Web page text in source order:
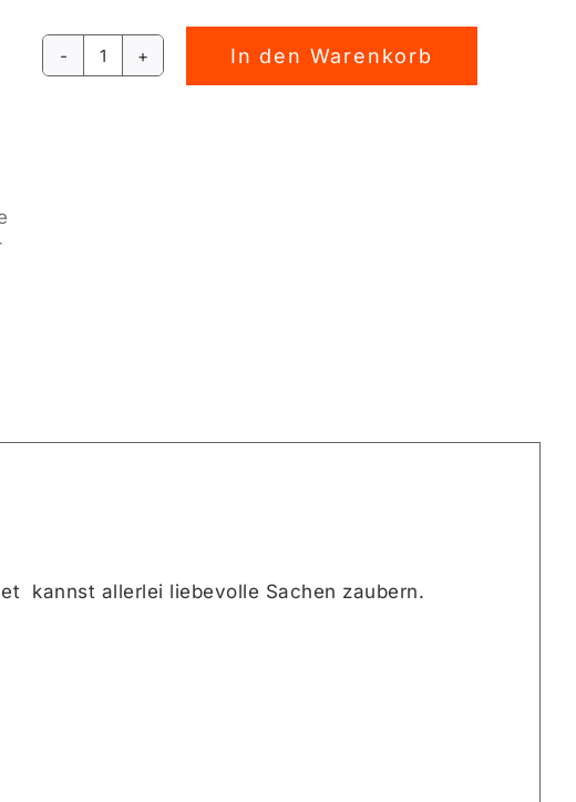
GlücksmomenteIn den Warenkorb
Alternative:
kannst allerlei liebevolle Sachen zaubern.